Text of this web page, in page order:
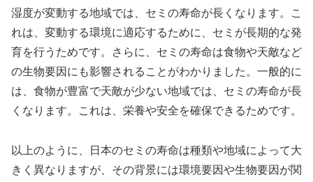
湿度が変動する地域では、セミの寿命が長くなります。こ
れは、変動する環境に適応するために、セミが長期的な発
育を行うためです。さらに、セミの寿命は食物や天敵など
の生物要因にも影響されることがわかりました。一般的に
は、食物が豊富で天敵が少ない地域では、セミの寿命が長
くなります。これは、栄養や安全を確保できるためです。
以上のように、日本のセミの寿命は種類や地域によって大
きく異なりますが、その背景には環境要因や生物要因が関